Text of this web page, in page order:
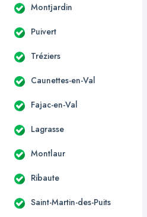
Montjardin
Puivert
Tréziers
Caunettes-en-Val
Fajac-en-Val
Lagrasse
Montlaur
Ribaute
Saint-Martin-des-Puits